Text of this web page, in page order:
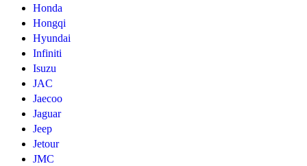
Honda
Hongqi
Hyundai
Infiniti
Isuzu
JAC
Jaecoo
Jaguar
Jeep
Jetour
JMC